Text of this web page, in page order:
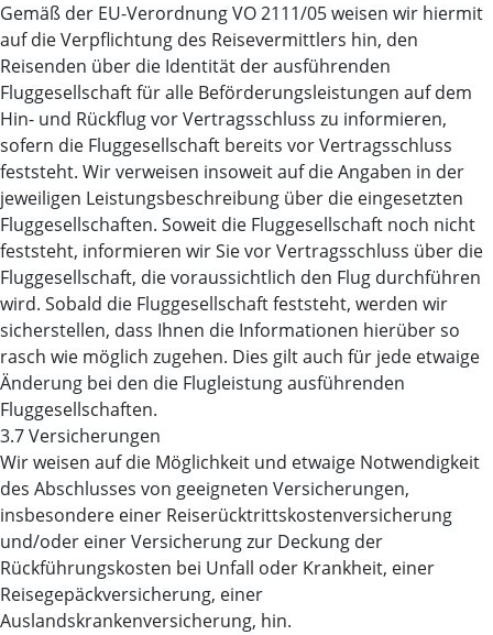
Gemäß der EU-Verordnung VO 2111/05 weisen wir hiermit
auf die Verpflichtung des Reisevermittlers hin, den
Reisenden über die Identität der ausführenden
Fluggesellschaft für alle Beförderungsleistungen auf dem
Hin- und Rückflug vor Vertragsschluss zu informieren,
sofern die Fluggesellschaft bereits vor Vertragsschluss
feststeht. Wir verweisen insoweit auf die Angaben in der
jeweiligen Leistungsbeschreibung über die eingesetzten
Fluggesellschaften. Soweit die Fluggesellschaft noch nicht
feststeht, informieren wir Sie vor Vertragsschluss über die
Fluggesellschaft, die voraussichtlich den Flug durchführen
wird. Sobald die Fluggesellschaft feststeht, werden wir
sicherstellen, dass Ihnen die Informationen hierüber so
rasch wie möglich zugehen. Dies gilt auch für jede etwaige
Änderung bei den die Flugleistung ausführenden
Fluggesellschaften.
3.7 Versicherungen
Wir weisen auf die Möglichkeit und etwaige Notwendigkeit
des Abschlusses von geeigneten Versicherungen,
insbesondere einer Reiserücktrittskostenversicherung
und/oder einer Versicherung zur Deckung der
Rückführungskosten bei Unfall oder Krankheit, einer
Reisegepäckversicherung, einer
Auslandskrankenversicherung, hin.